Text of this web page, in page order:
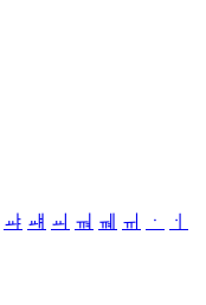
ㆇ ㆈ ㆉ ㆊ ㆋ ㆌ ㆍ
ㆎ